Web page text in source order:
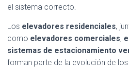
el sistema correcto.
Los elevadores residenciales,
como elevadores comerciales,
sistemas de estacionamiento
forman parte de la evolución de los